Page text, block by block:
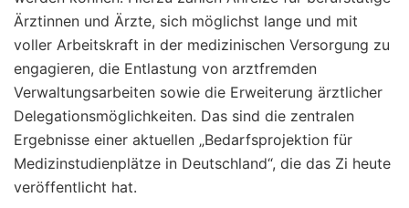
Ärztinnen und Ärzte, sich möglichst lange und mit
voller Arbeitskraft in der medizinischen Versorgung zu
engagieren, die Entlastung von arztfremden
Verwaltungsarbeiten sowie die Erweiterung ärztlicher
Delegationsmöglichkeiten. Das sind die zentralen
Ergebnisse einer aktuellen „Bedarfsprojektion für
Medizinstudienplätze in Deutschland“, die das Zi heute
veröffentlicht hat.